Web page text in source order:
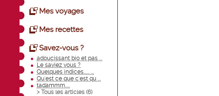
Mes voyages
Mes recettes
Savez-vous ?
adoucissant bio et pas ...
Le saviez vous ?
Quelques indices...... ...
Qu'est ce que c'est qu ...
tadammm.....
> Tous les articles (6)